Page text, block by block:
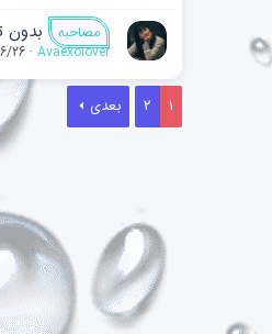
مصاحبه بدون
Avaexolover
26
1
2 بعدی